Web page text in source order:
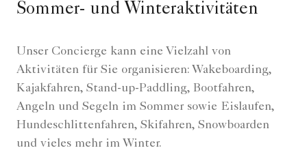
Sommer- und Winteraktivitäten
Unser Concierge kann eine Vielzahl von
Aktivitäten für Sie organisieren: Wakeboarding,
Kajakfahren, Stand-up-Paddling, Bootfahren,
Angeln und Segeln im Sommer sowie Eislaufen,
Hundeschlittenfahren, Skifahren, Snowboarden
und vieles mehr im Winter.